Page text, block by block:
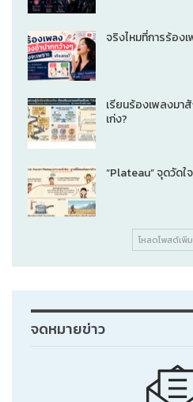
จริงไหมที่การร้อง
เรียนร้องเพลงมา
เก่ง?
“Plateau” จุดวัดใ
โหลดโพสต์เพิ่
จดหมายข่าว